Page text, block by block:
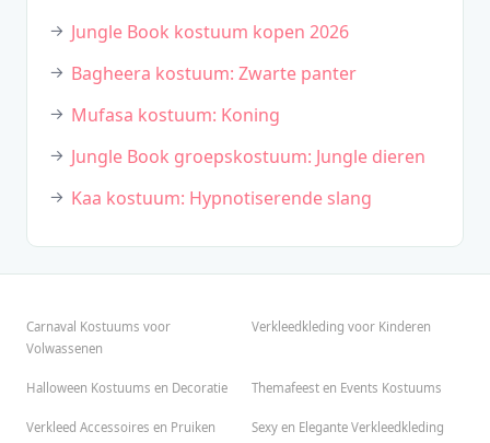
Jungle Book kostuum kopen 2026
Bagheera kostuum: Zwarte panter
Mufasa kostuum: Koning
Jungle Book groepskostuum: Jungle dieren
Kaa kostuum: Hypnotiserende slang
Carnaval Kostuums voor
Volwassenen
Verkleedkleding voor Kinderen
Halloween Kostuums en Decoratie Themafeest en Events Kostuums
Verkleed Accessoires en Pruiken Sexy en Elegante Verkleedkleding